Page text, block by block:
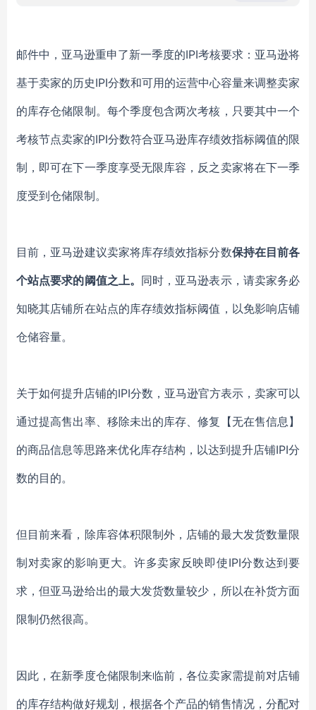
邮件中，亚马逊重申了新一季度的IPI考核要求：亚马逊将
基于卖家的历史IPI分数和可用的运营中心容量来调整卖家
的库存仓储限制。每个季度包含两次考核，只要其中一个
考核节点卖家的IPI分数符合亚马逊库存绩效指标阈值的限
制，即可在下一季度享受无限库容，反之卖家将在下一季
度受到仓储限制。
目前，亚马逊建议卖家将库存绩效指标分数保持在目前各
个站点要求的阈值之上。 同时，亚马逊表示，请卖家务必
知晓其店铺所在站点的库存绩效指标阈值，以免影响店铺
仓储容量。
关于如何提升店铺的IPI分数，亚马逊官方表示，卖家可以
通过提高售出率、移除未出的库存、修复【无在售信息】
的商品信息等思路来优化库存结构，以达到提升店铺IPI分
数的目的。
但目前来看，除库容体积限制外，店铺的最大发货数量限
制对卖家的影响更大。许多卖家反映即使IPI分数达到要
求，但亚马逊给出的最大发货数量较少，所以在补货方面
限制仍然很高。
因此，在新季度仓储限制来临前，各位卖家需提前对店铺
的库存结构做好规划，根据各个产品的销售情况，分配对